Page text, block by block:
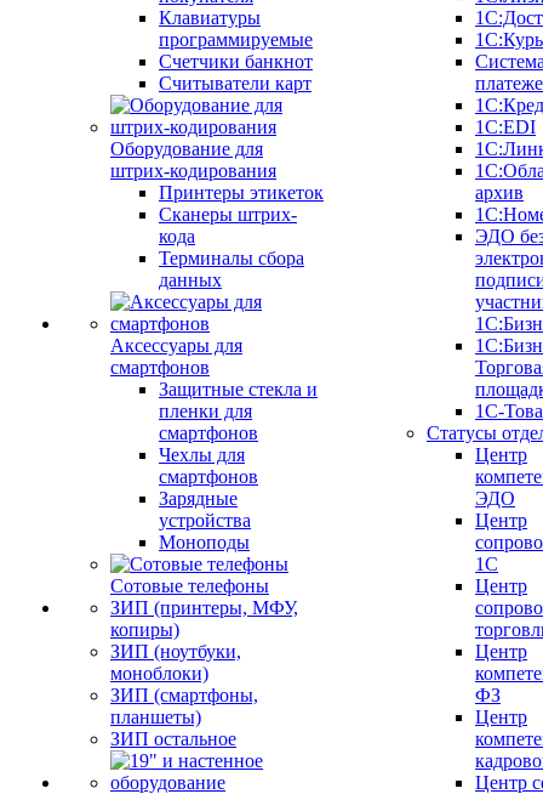
Клавиатуры
программируемые
Счетчики банкнот
Считыватели карт
Оборудование для
штрих-кодирования
Принтеры этикеток
Сканеры штрих-
кода
Терминалы сбора
данных
Аксессуары для
смартфонов
Защитные стекла и
пленки для
смартфонов
Чехлы для
смартфонов
Зарядные
устройства
Моноподы
Сотовые телефоны
ЗИП (принтеры, МФУ,
копиры)
ЗИП (ноутбуки,
моноблоки)
ЗИП (смартфоны,
планшеты)
ЗИП остальное
1С:EDI
архив
ЭДО
1С-
Статусы
Центр
ЭДО
Центр
1С
Центр
Центр
ФЗ
Центр
Центр